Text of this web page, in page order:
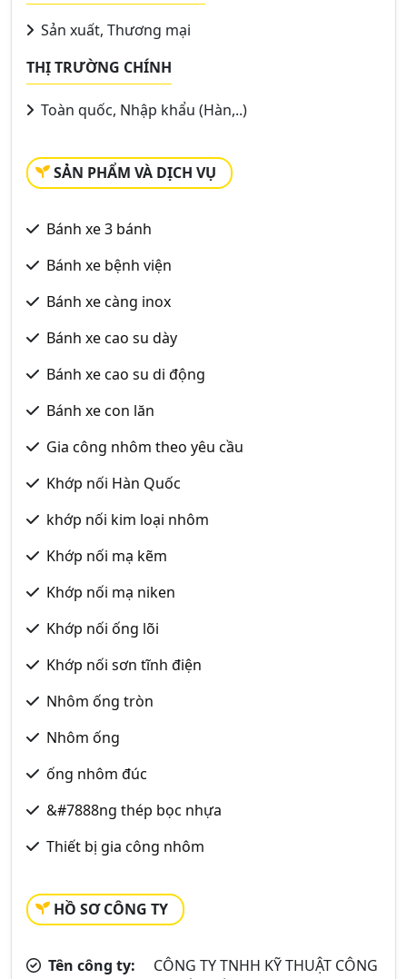
Sản xuất, Thương mại
THỊ TRƯỜNG CHÍNH
Toàn quốc, Nhập khẩu (Hàn,..)
SẢN PHẨM VÀ DỊCH VỤ
Bánh xe 3 bánh
Bánh xe bệnh viện
Bánh xe càng inox
Bánh xe cao su dày
Bánh xe cao su di động
Bánh xe con lăn
Gia công nhôm theo yêu cầu
Khớp nối Hàn Quốc
khớp nối kim loại nhôm
Khớp nối mạ kẽm
Khớp nối mạ niken
Khớp nối ống lõi
Khớp nối sơn tĩnh điện
Nhôm ống tròn
Nhôm ống
ống nhôm đúc
&#7888ng thép bọc nhựa
Thiết bị gia công nhôm
HỒ SƠ CÔNG TY
Tên công ty:
CÔNG TY TNHH KỸ THUẬT CÔNG